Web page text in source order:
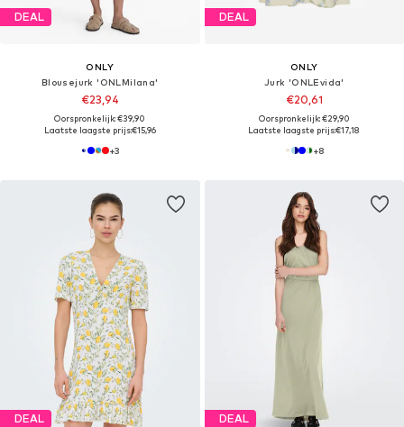
DEAL
ONLY
Blousejurk 'ONLMilana'
€23,94
Oorspronkelijk: €39,90
Laatste laagste prijs:€15,96
+3
DEAL
ONLY
Jurk 'ONLEvida'
€20,61
Oorspronkelijk: €29,90
Laatste laagste prijs:€17,18
+8
DEAL DEAL